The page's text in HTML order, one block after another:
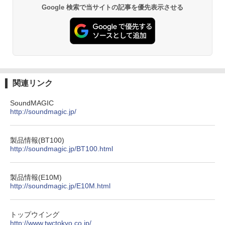
Google 検索で当サイトの記事を優先表示させる
関連リンク
SoundMAGIC
http://soundmagic.jp/
製品情報(BT100)
http://soundmagic.jp/BT100.html
製品情報(E10M)
http://soundmagic.jp/E10M.html
トップウイング
http://www.twctokyo.co.jp/